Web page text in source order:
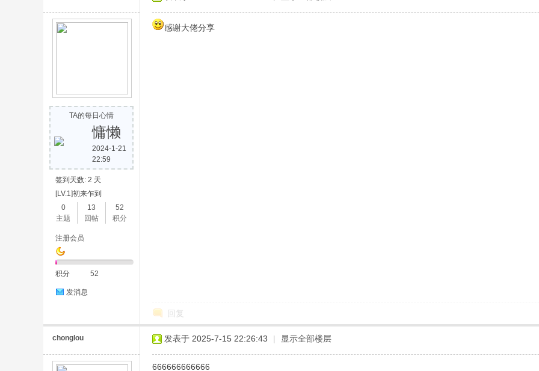
TA的每日心情
慵懒
2024-1-21
22:59
签到天数: 2 天
[LV.1]初来乍到
0
主题
13
回帖
52
积分
注册会员
积分 52
发消息
感谢大佬分享
回复
chonglou 发表于 2025-7-15 22:26:43 | 显示全部楼层
666666666666